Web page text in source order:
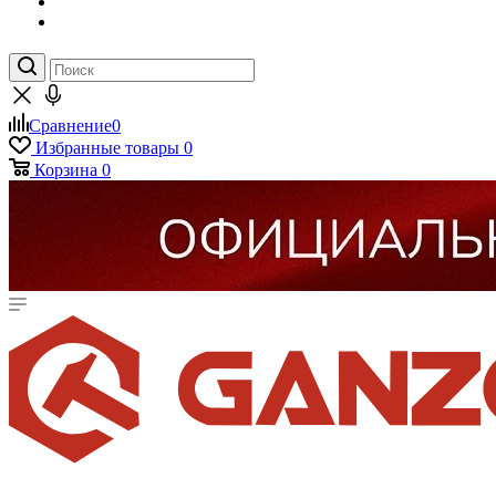
Сравнение0
Избранные товары 0
Корзина 0